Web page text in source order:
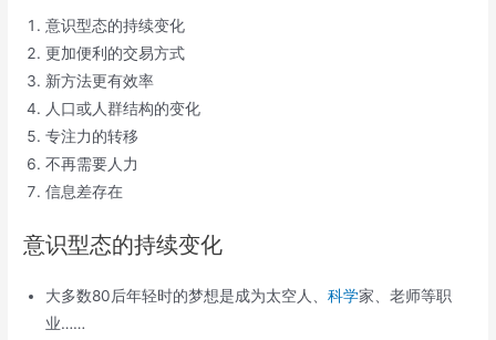
意识型态的持续变化
更加便利的交易方式
新方法更有效率
人口或人群结构的变化
专注力的转移
不再需要人力
信息差存在
意识型态的持续变化
大多数80后年轻时的梦想是成为太空人、科学家、老师等职
业……